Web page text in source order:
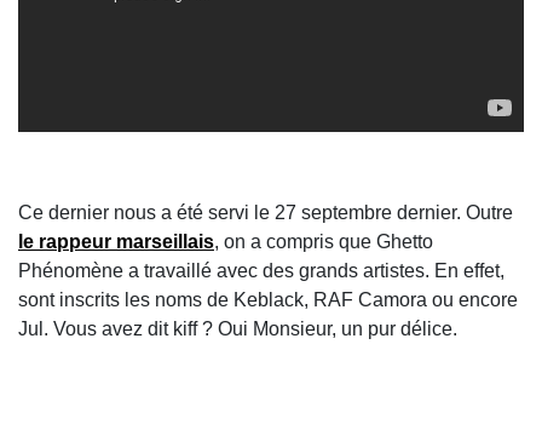
Ce dernier nous a été servi le 27 septembre dernier. Outre
le rappeur marseillais, on a compris que Ghetto
Phénomène a travaillé avec des grands artistes. En effet,
sont inscrits les noms de Keblack, RAF Camora ou encore
Jul. Vous avez dit kiff ? Oui Monsieur, un pur délice.